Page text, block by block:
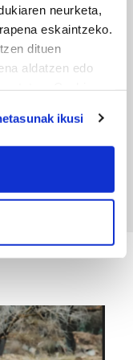
neurketa,
eskaintzeko.
dituen
aldatzen edo
scanning it for
data is processed
besteak beste,
ikusi